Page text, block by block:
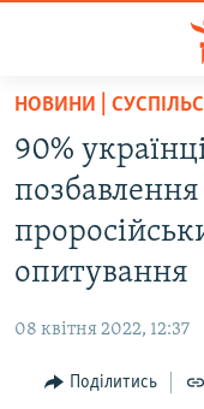
Перейти
основного
матеріалу
до
основної
Перейти
пошуку
ВСЕ ЗА ДОБУ
КУЛЬТУРА
ДОНБАС.РЕАЛІЇ
КРИМ.РЕАЛІЇ
НОВИНИ |
90%
позбавлення
опитування
08 квітня 2022, 12:37
Поділитись